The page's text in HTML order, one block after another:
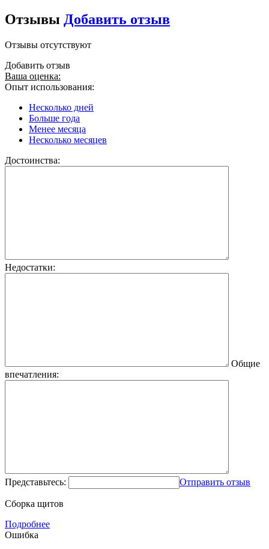
Отзывы Добавить отзыв
Отзывы отсутствуют
Добавить отзыв
Ваша оценка:
Опыт использования:
Несколько дней
Больше года
Менее месяца
Несколько месяцев
Достоинства:
Недостатки:
Общие
впечатления:
Представьтесь: Отправить отзыв
Сборка щитов
Подробнее
Ошибка